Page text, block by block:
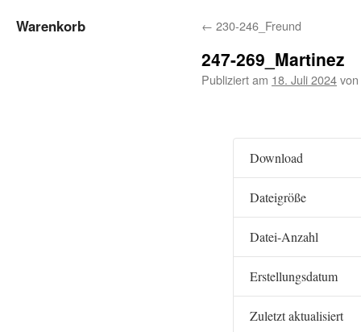
← 230-246_Freund
247-269_Martinez
Publiziert am 18. Juli 2024von
Download
Dateigröße
Datei-Anzahl
Erstellungsdatum
Zuletzt aktualisiert
Warenkorb